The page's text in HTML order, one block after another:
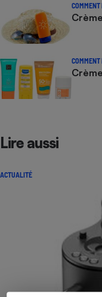
COMMENT
COMMENT
Lire aussi
ACTUALITÉ